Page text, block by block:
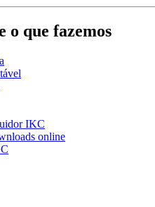
o que fazemos
IKC
online